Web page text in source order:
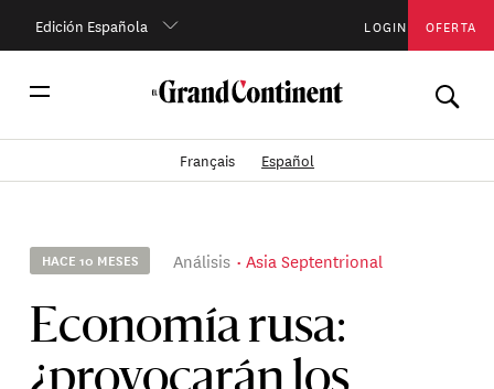
Edición Española LOGIN OFERTA
Français Español
HACE 10 MESES Análisis Asia Septentrional
Economía rusa: